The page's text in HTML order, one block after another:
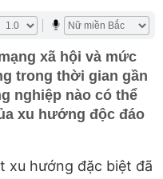
xã hội và mức
trong thời gian gần
nghiệp nào có thể
xu hướng độc đáo
xu hướng đặc biệt đã